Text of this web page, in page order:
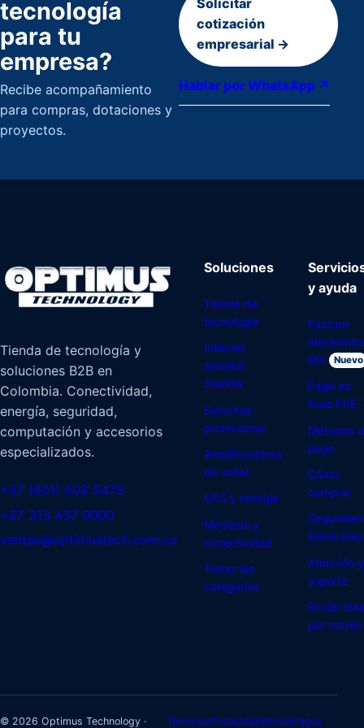
tecnología
para tu
empresa?
Recibe acompañamiento
para compras, dotaciones y
proyectos.
Solicitar
cotización
empresarial →
Hablar por WhatsApp ↗
Tienda de tecnología y
soluciones B2B en
Colombia. Conectividad,
energía, seguridad,
computación y accesorios
especializados.
+57 (601) 508 5475
+57 313 437 0000
ventas@optimustech.com.co
Soluciones
Tienda de
tecnología
Internet
satelital
Starlink
Estuches
protectores
Amplificadores
de señal
UPS y energía
Módems y
conectividad
Todas las
categorías
y ayuda
Factura
EDI
Nuevo
Pago en
línea PSE
Métodos
pago
Cómo
comprar
Same Day
Atención y
soporte
Enviar lista
por correo
© 2026 Optimus Technology ·
TérminosPrivacidadEnvíosPagos